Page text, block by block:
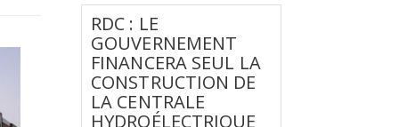
UN/DES PAYS
RDC : LE
GOUVERNEMENT
FINANCERA SEUL LA
CONSTRUCTION DE
LA CENTRALE
HYDROÉLECTRIQUE